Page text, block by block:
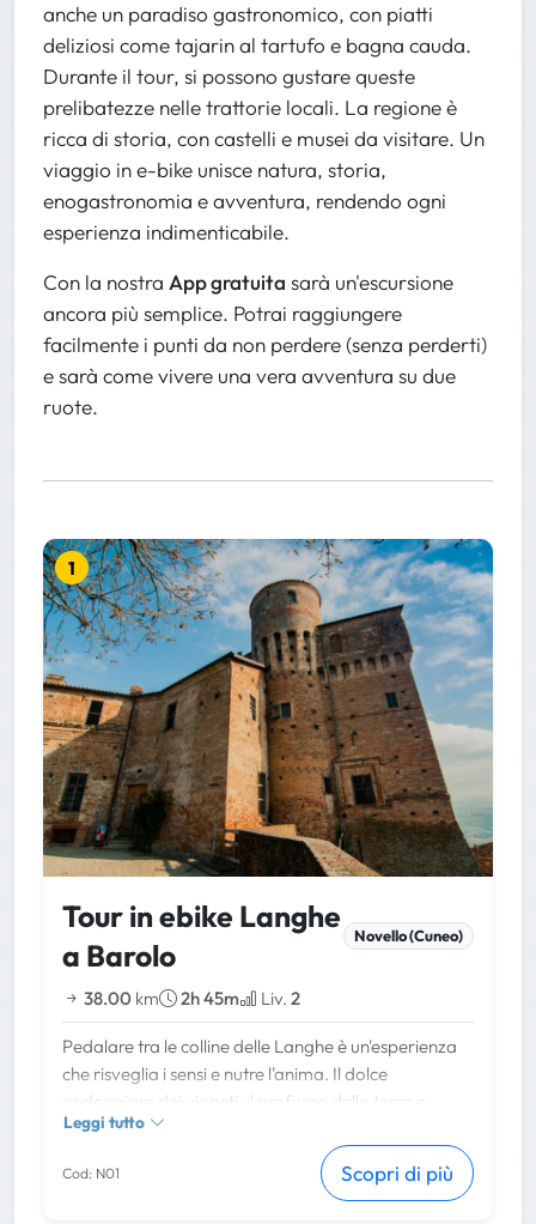
anche un paradiso gastronomico, con piatti
deliziosi come tajarin al tartufo e bagna cauda.
Durante il tour, si possono gustare queste
prelibatezze nelle trattorie locali. La regione è
ricca di storia, con castelli e musei da visitare. Un
viaggio in e-bike unisce natura, storia,
enogastronomia e avventura, rendendo ogni
esperienza indimenticabile.
Con la nostra App gratuita sarà un'escursione
ancora più semplice. Potrai raggiungere
facilmente i punti da non perdere (senza perderti)
e sarà come vivere una vera avventura su due
ruote.
1
Tour in ebike Langhe
a Barolo
Novello (Cuneo)
38.00 km 2h 45m Liv. 2
Pedalare tra le colline delle Langhe è un'esperienza
che risveglia i sensi e nutre l'anima. Il dolce
ondeggiare dei vigneti, il profumo della terra e
dell'uva matura, il calore del sole sulla pelle e il vento
fresco che accarezza il viso creano una sinfonia di
sensazioni indimenticabili. Ogni colpo di pedale vi
Leggi tutto
Cod: N01 Scopri di più